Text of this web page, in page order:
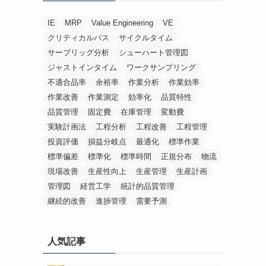
IE MRP Value Engineering
VE
クリティカルパス
サイクルタイム
サーブリッグ分析
シューハート管理図
ジャストインタイム
ワークサンプリング
不適合品率
余裕率 作業分析
作業効率
作業改善
作業測定 効率化
品質特性
品質管理
固定費 在庫管理
変動費
実験計画法
工程分析 工程改善
工程管理
投資評価
損益分岐点 最適化
標準作業
標準偏差
標準化 標準時間 正規分布
物流
現場改善
生産性向上 生産管理
生産計画
管理図
経営工学
統計的品質管理
継続的改善
進捗管理 需要予測
人気記事